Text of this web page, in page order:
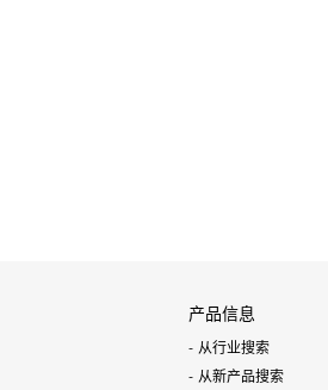
产品信息
从行业搜索
从新产品搜索